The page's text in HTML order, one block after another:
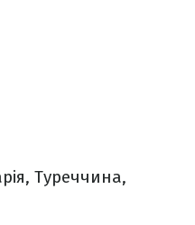
Туреччина,